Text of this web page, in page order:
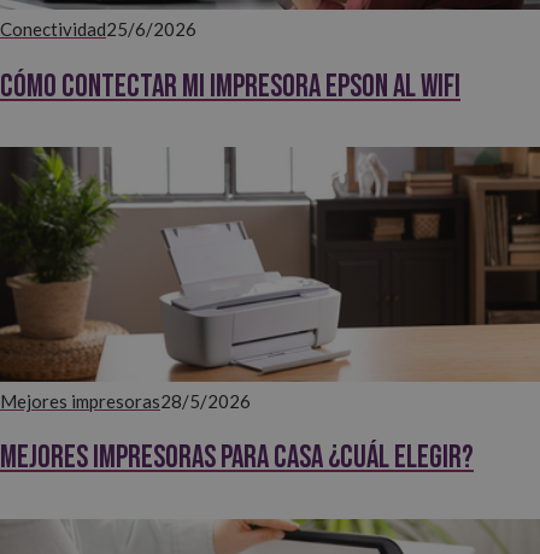
Conectividad25/6/2026
Cómo contectar mi impresora EPSON al WiFi
Mejores impresoras28/5/2026
Mejores impresoras para casa ¿Cuál elegir?